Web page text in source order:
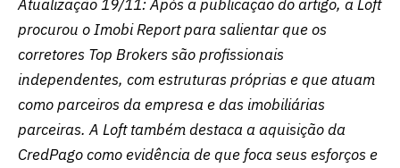
Atualização 19/11: Após a publicação do artigo, a Loft
procurou o Imobi Report para salientar que os
corretores Top Brokers são profissionais
independentes, com estruturas próprias e que atuam
como parceiros da empresa e das imobiliárias
parceiras. A Loft também destaca a aquisição da
CredPago como evidência de que foca seus esforços e